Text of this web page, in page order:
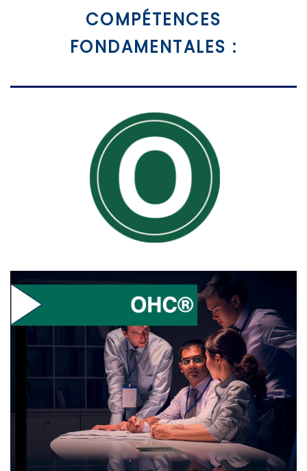
COMPÉTENCES
FONDAMENTALES :